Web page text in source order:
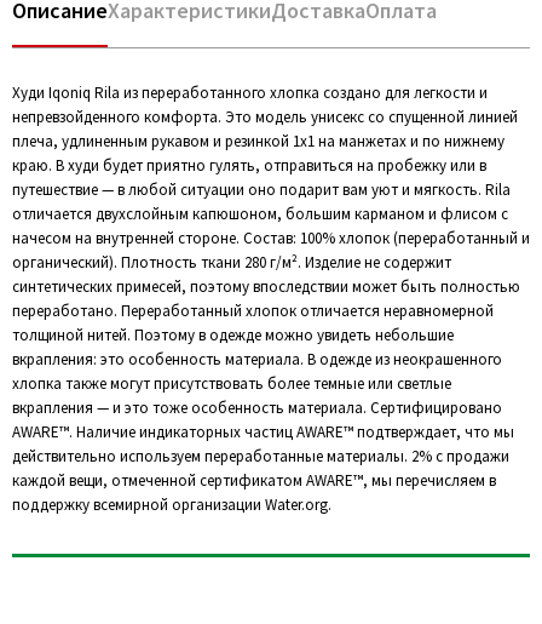
ОписаниеХарактеристикиДоставкаОплата
Худи Iqoniq Rila из переработанного хлопка создано для легкости и
непревзойденного комфорта. Это модель унисекс со спущенной линией
плеча, удлиненным рукавом и резинкой 1х1 на манжетах и по нижнему
краю. В худи будет приятно гулять, отправиться на пробежку или в
путешествие — в любой ситуации оно подарит вам уют и мягкость. Rila
отличается двухслойным капюшоном, большим карманом и флисом с
начесом на внутренней стороне. Состав: 100% хлопок (переработанный и
органический). Плотность ткани 280 г/м². Изделие не содержит
синтетических примесей, поэтому впоследствии может быть полностью
переработано. Переработанный хлопок отличается неравномерной
толщиной нитей. Поэтому в одежде можно увидеть небольшие
вкрапления: это особенность материала. В одежде из неокрашенного
хлопка также могут присутствовать более темные или светлые
вкрапления — и это тоже особенность материала. Сертифицировано
AWARE™. Наличие индикаторных частиц AWARE™ подтверждает, что мы
действительно используем переработанные материалы. 2% с продажи
каждой вещи, отмеченной сертификатом AWARE™, мы перечисляем в
поддержку всемирной организации Water.org.